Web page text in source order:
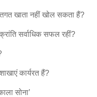
खाता नहीं खोल सकता हैं?
सर्वाधिक सफल रहीं?
कार्यरत हैं?
सोना’